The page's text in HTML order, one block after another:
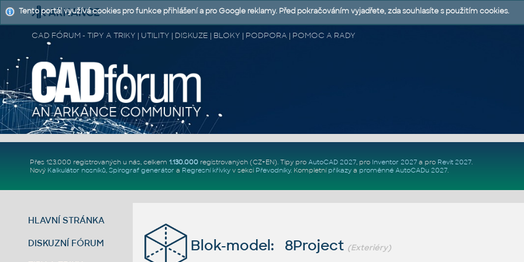
CAD FÓRUM - TIPY A TRIKY | UTILITY | DISKUZE | BLOKY | PODPORA | POMOC A RADY
Přes 123.000 registrovaných u nás, celkem 1.130.000registrovaných (CZ+EN). Tipy pro AutoCAD 2027, pro Inventor 2027a pro Revit 2027.
Nový Kalkulátor nosníků, Spirograf generátor a Regresní křivkyv sekci Převodníky. Kompletní příkazya proměnné AutoCADu 2027.
HLAVNÍ STRÁNKA
DISKUZNÍ FÓRUM Blok-model: 8Project (Exteriéry)
Tento portál využívá cookies pro funkce přihlášení a pro Google reklamy. Před pokračováním vyjadřete, zda souhlasíte s použitím cookies.